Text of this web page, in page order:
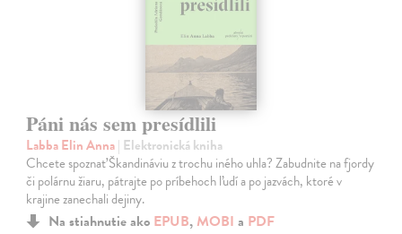
Páni nás sem presídlili
Labba Elin Anna| Elektronická kniha
Chcete spoznať Škandináviu z trochu iného uhla? Zabudnite na fjordy
či polárnu žiaru, pátrajte po príbehoch ľudí a po jazvách, ktoré v
krajine zanechali dejiny.
Na stiahnutie ako EPUB, MOBI a PDF